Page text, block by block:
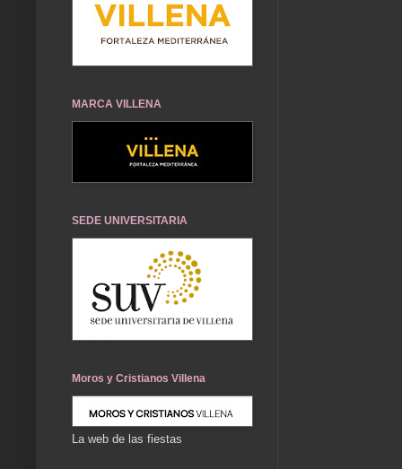
MARCA VILLENA
SEDE UNIVERSITARIA
Moros y Cristianos Villena
La web de las fiestas